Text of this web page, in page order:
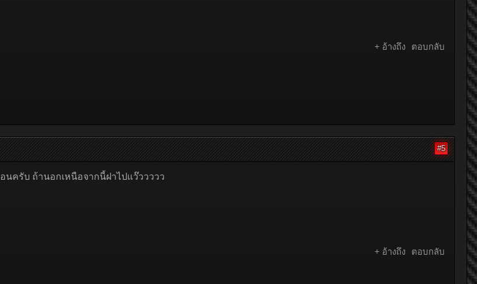
+ อ้างถึง ตอบกลับ
#5
ครับ ถ้านอกเหนือจากนี้ฝาไปแว๊ววววว
+ อ้างถึง ตอบกลับ